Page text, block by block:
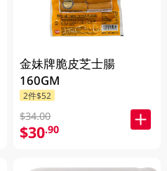
金妹牌脆皮芝士腸
160GM
2件$52
$34.00
$30.90